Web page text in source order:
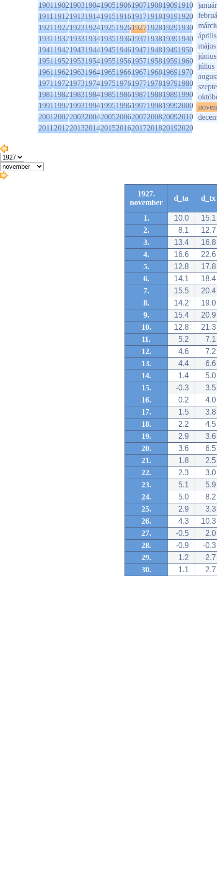
1901190219031904190519061907190819091910
1911191219131914191519161917191819191920
1921192219231924192519261927192819291930
1931193219331934193519361937193819391940
1941194219431944194519461947194819491950
1951195219531954195519561957195819591960
1961196219631964196519661967196819691970
1971197219731974197519761977197819791980
1981198219831984198519861987198819891990
1991199219931994199519961997199819992000
2001200220032004200520062007200820092010
2011201220132014201520162017201820192020
január
április
május
június
július
1927.
november
d_ta d_tx
1. 10.0
15.1
2.
8.1
12.7
3.
13.4
16.8
4.
16.6
22.6
5.
12.8
17.8
6.
14.1
18.4
7.
15.5
20.4
8.
14.2
19.0
9.
15.4
20.9
10.
12.8
21.3
11.
5.2
7.1
12.
4.6
7.2
13.
4.4
6.6
14.
1.4
5.0
15.
-0.3
3.5
16.
0.2
4.0
17.
1.5
3.8
18.
2.2
4.5
19.
2.9
3.6
20.
3.6
6.5
21.
1.8
2.5
22.
2.3
3.0
23.
5.1
5.9
24.
5.0
8.2
25.
2.9
3.3
26.
4.3
10.3
27.
-0.5
2.0
28.
-0.9
-0.3
29.
1.2
2.7
30.
1.1 2.7